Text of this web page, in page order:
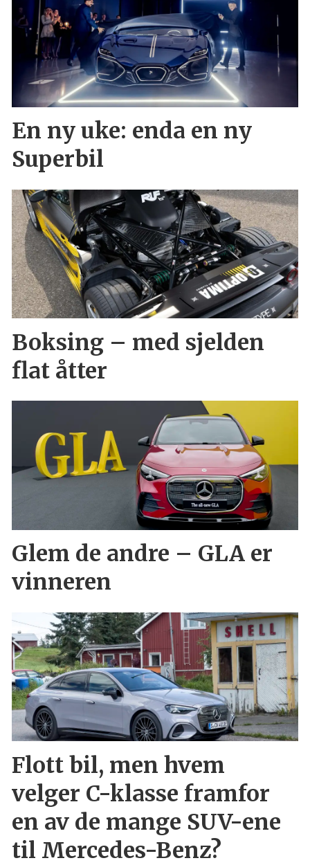
En ny uke: enda en ny
Superbil
Boksing – med sjelden
flat åtter
Glem de andre – GLA er
vinneren
Flott bil, men hvem
velger C-klasse framfor
en av de mange SUV-ene
til Mercedes-Benz?